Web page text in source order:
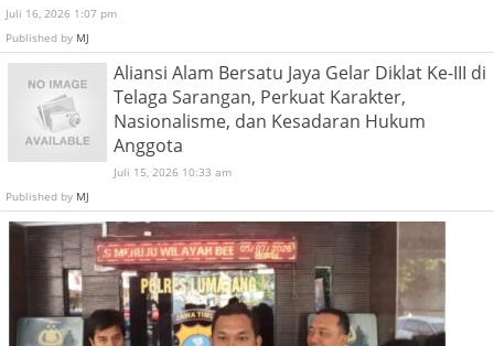
Juli 16, 2026 1:07 pm
Published by MJ
Aliansi Alam Bersatu Jaya Gelar Diklat Ke-III di
Telaga Sarangan, Perkuat Karakter,
Nasionalisme, dan Kesadaran Hukum
Anggota
Juli 15, 2026 10:33 am
Published by MJ